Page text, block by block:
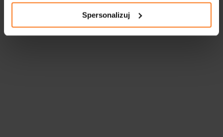
Spersonalizuj